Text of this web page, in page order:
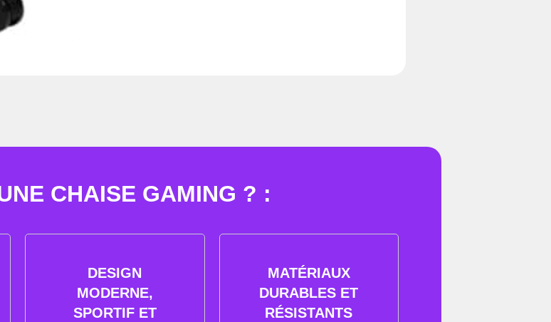
CHAISE GAMING ? :
DESIGN
MODERNE,
SPORTIF ET
MATÉRIAUX
DURABLES ET
RÉSISTANTS